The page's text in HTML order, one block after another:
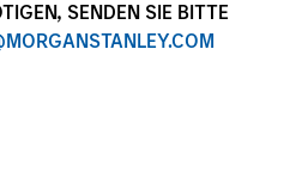
SENDEN SIE BITTE
targeting multiple